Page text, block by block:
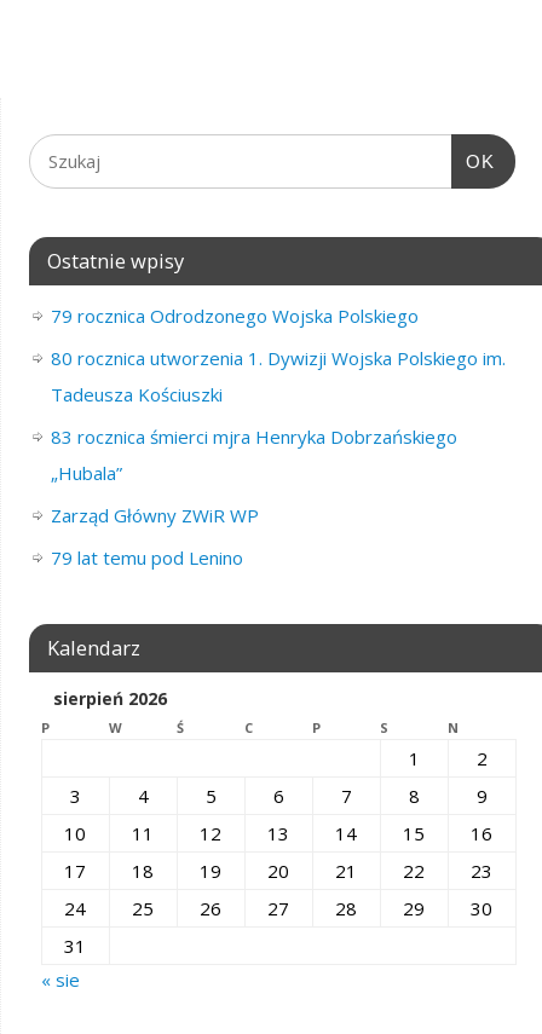
OK
Ostatnie wpisy
79 rocznica Odrodzonego Wojska Polskiego
80 rocznica utworzenia 1. Dywizji Wojska Polskiego im.
Tadeusza Kościuszki
83 rocznica śmierci mjra Henryka Dobrzańskiego
„Hubala”
Zarząd Główny ZWiR WP
79 lat temu pod Lenino
Kalendarz
sierpień 2026
P W Ś C P S N
« sie
1
2
3
4 5 6 7 8
9
10
11 12 13 14 15
16
17
18 19 20 21 22
23
24
25 26 27 28 29
30
31